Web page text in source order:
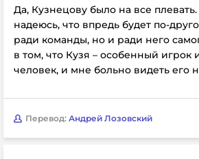
Да, Кузнецову было на все
надеюсь, что впредь будет по-
ради команды, но и ради него
в том, что Кузя – особенный игрок
человек, и мне больно видеть его
Перевод: Андрей Лозовский